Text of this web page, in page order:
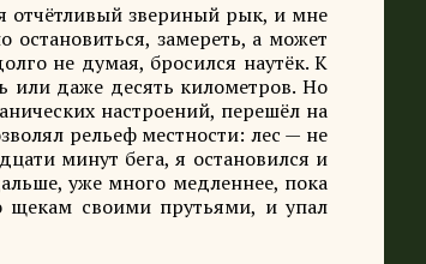
отчётливый звериный рык, и мне
остановиться, замереть, а может
не думая, бросился наутёк. К
или даже десять километров. Но
настроений, перешёл на
рельеф местности: лес — не
минут бега, я остановился и
уже много медленнее, пока
щекам своими прутьями, и упал